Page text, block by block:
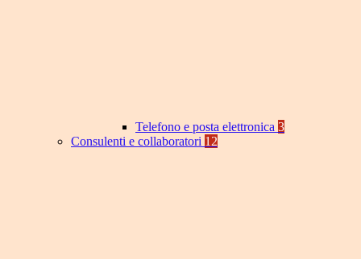
Telefono e posta elettronica 3
Consulenti e collaboratori 12